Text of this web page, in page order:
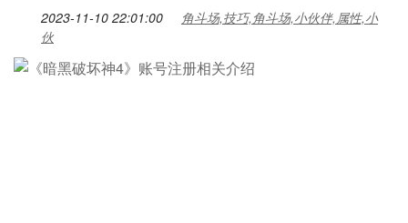
2023-11-10 22:01:00
角斗场,技巧,角斗场,小伙伴,属性,小
伙